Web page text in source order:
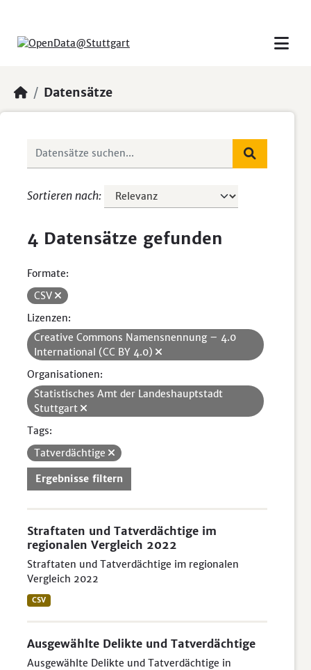
Datensätze
Sortieren nach
4 Datensätze gefunden
Formate:
CSV
Lizenzen:
Creative Commons Namensnennung – 4.0
International (CC BY 4.0)
Organisationen:
Statistisches Amt der Landeshauptstadt
Stuttgart
Tags:
Tatverdächtige
Ergebnisse filtern
Straftaten und Tatverdächtige im
regionalen Vergleich 2022
Straftaten und Tatverdächtige im regionalen
Vergleich 2022
CSV
Ausgewählte Delikte und Tatverdächtige
Ausgewählte Delikte und Tatverdächtige in